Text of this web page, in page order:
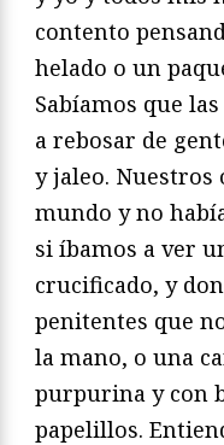
contento
helado o un
Sabíamos que
a rebosar de
y jaleo. Nuestros
mundo y no
si íbamos a ver
crucificado, y
penitentes que
la mano, o una
purpurina y con
papelillos.